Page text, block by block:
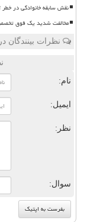
نقش سابقه خانوادگی در
مخالفت شدید یک فوق تخصص
نظرات بینندگان
نام:
ایمیل:
نظر:
سوال: